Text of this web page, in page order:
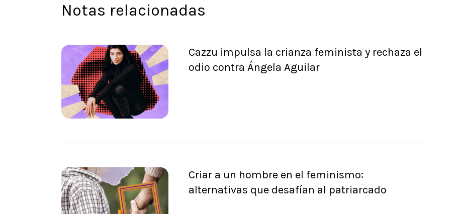
Notas relacionadas
Cazzu impulsa la crianza feminista y rechaza el
odio contra Ángela Aguilar
Criar a un hombre en el feminismo:
alternativas que desafían al patriarcado